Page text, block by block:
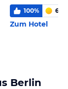
100% 6,0
Zum Hotel
Berlin